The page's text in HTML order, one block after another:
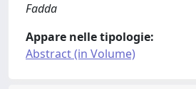
Fadda
Appare nelle tipologie:
Abstract (in Volume)